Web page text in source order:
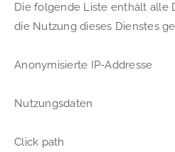
Die folgende Liste enthält alle
die Nutzung dieses Dienstes
Anonymisierte IP-Addresse
Nutzungsdaten
Click path